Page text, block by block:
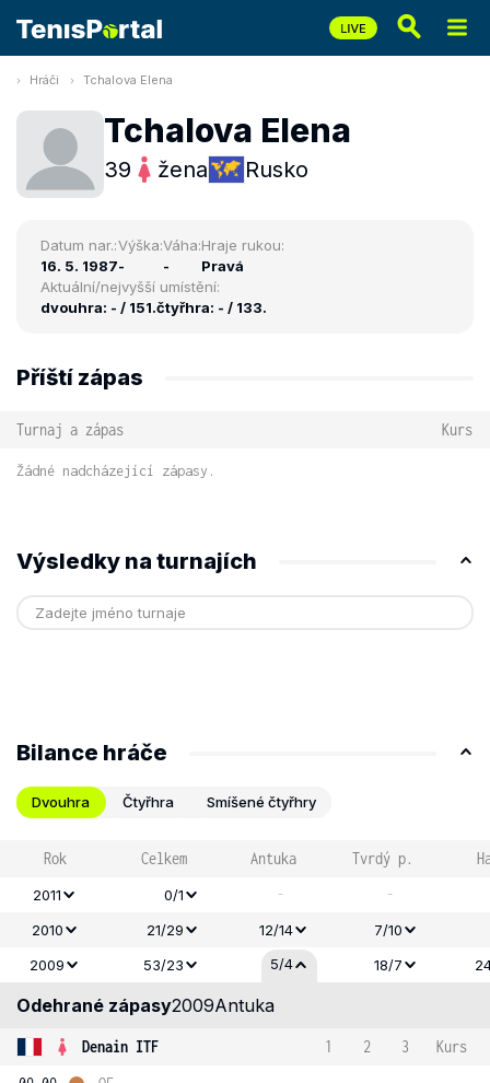
Hráči Tchalova Elena
Tchalova Elena
39 žena Rusko
Datum nar.:
16. 5. 1987
Výška:
-
Váha:
-
Hraje rukou:
Pravá
Aktuální/nejvyšší umístění:
dvouhra: - / 151.čtyřhra: - / 133.
Příští zápas
Turnaj a zápas Kurs
Žádné nadcházející zápasy.
Výsledky na turnajích
Bilance hráče
Dvouhra Čtyřhra Smíšené čtyřhry
Rok Celkem Antuka Tvrdý p.
2011 0/1 - -
2010 21/29 12/14 7/10
2009
53/23 5/4 18/7
Odehrané zápasy2009Antuka
Denain ITF 1 2 3
Kurs